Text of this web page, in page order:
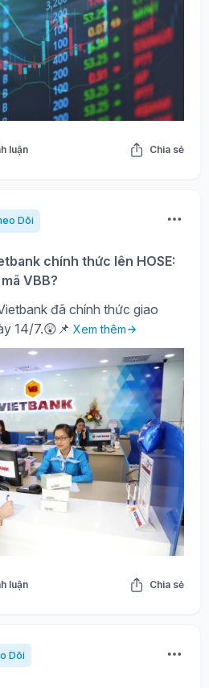
luận Chia sẻ
Dõi
chính thức lên HOSE:
VBB?
đã chính thức giao
14/7.😲📌 Xem thêm
luận Chia sẻ
Dõi